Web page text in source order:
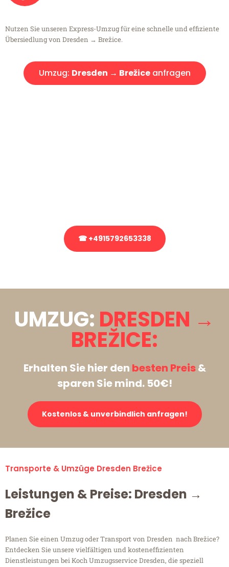
Nutzen Sie unseren Express-Umzug für eine schnelle und effiziente
Übersiedlung von Dresden → Brežice.
Umzug: Dresden → Brežiceanfragen
☎ +4915792653338
UMZUG: DRESDEN →
BREŽICE:
Erhalten Sie hier den besten Preis&
sparen Sie mind. 50€!
Kostenlos & unverbindlich anfragen!
Transporte & Umzüge Dresden Brežice
Leistungen & Preise: Dresden →
Brežice
Planen Sie einen Umzug oder Transport von Dresden nach Brežice?
Entdecken Sie unsere vielfältigen und kosteneffizienten
Dienstleistungen bei Koch Umzugsservice Dresden, die speziell